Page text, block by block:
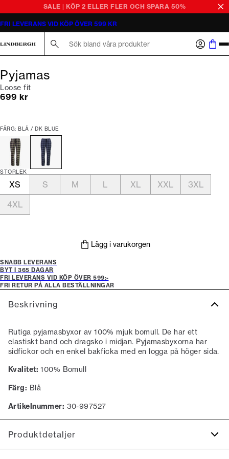
SALE | KÖP 2 ELLER FLER OCH SPARA 50%
FRI LEVERANS VID KÖP ÖVER 599 KR
Pyjamas
Loose fit
Nuvarande pris
699 kr
FÄRG: BLÅ / DK BLUE
STORLEK
XS S M L XL XXL
3XL
4XL
Lägg i varukorgen
SNABB LEVERANS
BYT I 365 DAGAR
FRI LEVERANS VID KÖP ÖVER 599:-
FRI RETUR PÅ ALLA BESTÄLLNINGAR
Beskrivning
Rutiga pyjamasbyxor av 100% mjuk bomull. De har ett
elastiskt band och dragsko i midjan. Pyjamasbyxorna har
sidfickor och en enkel bakficka med en logga på höger sida.
Kvalitet: 100% Bomull
Färg: Blå
Artikelnummer: 30-997527
Produktdetaljer